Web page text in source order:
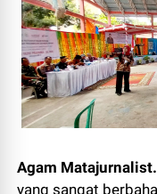
Agam
yang sangat